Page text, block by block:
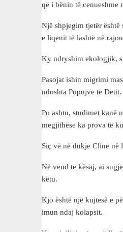
që i bënin të cenueshme
Një shpjegim tjetër
e liqenit të lashtë në
Ky ndryshim ekologjik,
Pasojat ishin migrimi
ndoshta Popujve të Detit.
Po ashtu, studimet kanë
megjithëse ka prova të
Siç vë në dukje Cline në
Në vend të kësaj, ai
këtu.
Kjo është një kujtesë e
imun ndaj kolapsit.